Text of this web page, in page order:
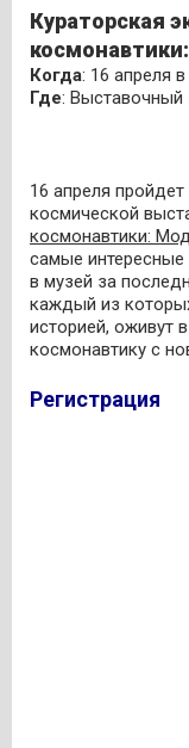
Кураторская
Когда: 16 апреля в
Где: Выставочный
16 апреля
космической
космонавтики:
самые
в музей за
каждый из
историей, оживут
космонавтику с
Регистрация